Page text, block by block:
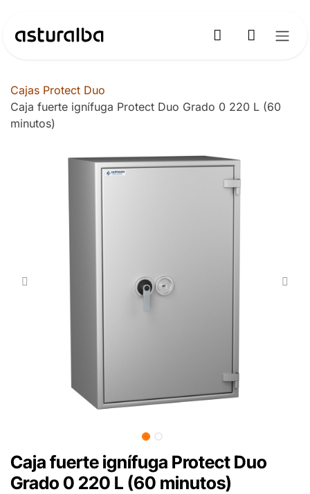
Cajas Protect Duo
Caja fuerte ignífuga Protect Duo Grado 0 220 L (60
minutos)
Caja fuerte ignífuga Protect Duo
Grado 0 220 L (60 minutos)